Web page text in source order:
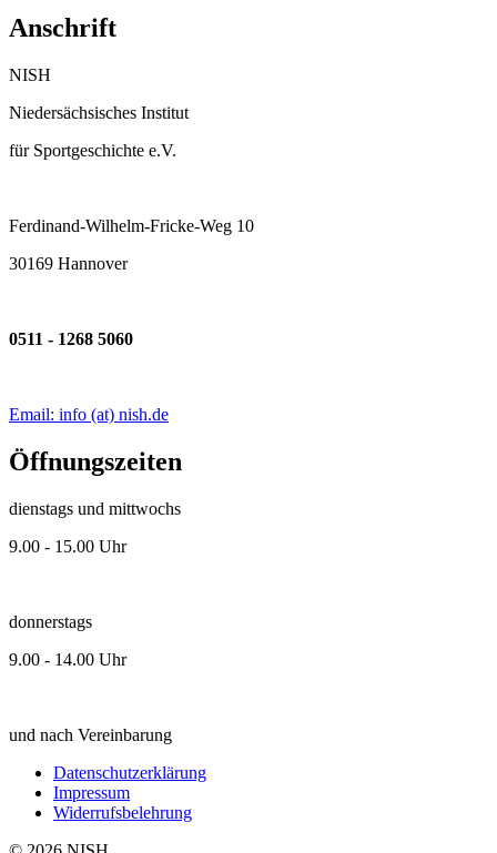
Anschrift
NISH
Niedersächsisches Institut
für Sportgeschichte e.V.
Ferdinand-Wilhelm-Fricke-Weg 10
30169 Hannover
0511 - 1268 5060
Email: info (at) nish.de
Öffnungszeiten
dienstags und mittwochs
9.00 - 15.00 Uhr
donnerstags
9.00 - 14.00 Uhr
und nach Vereinbarung
Datenschutzerklärung
Impressum
Widerrufsbelehrung